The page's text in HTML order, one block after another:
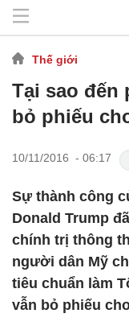
Thế giới
Tại sao đến
bỏ phiếu
10/11/2016 - 06:17
Sự thành công
Donald Trump
chính trị thông
người dân Mỹ
tiêu chuẩn làm
vẫn bỏ phiếu